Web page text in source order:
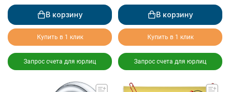
В корзину
Купить в 1 клик
Запрос счета для юрлиц
В корзину
Купить в 1 клик
Запрос счета для юрлиц